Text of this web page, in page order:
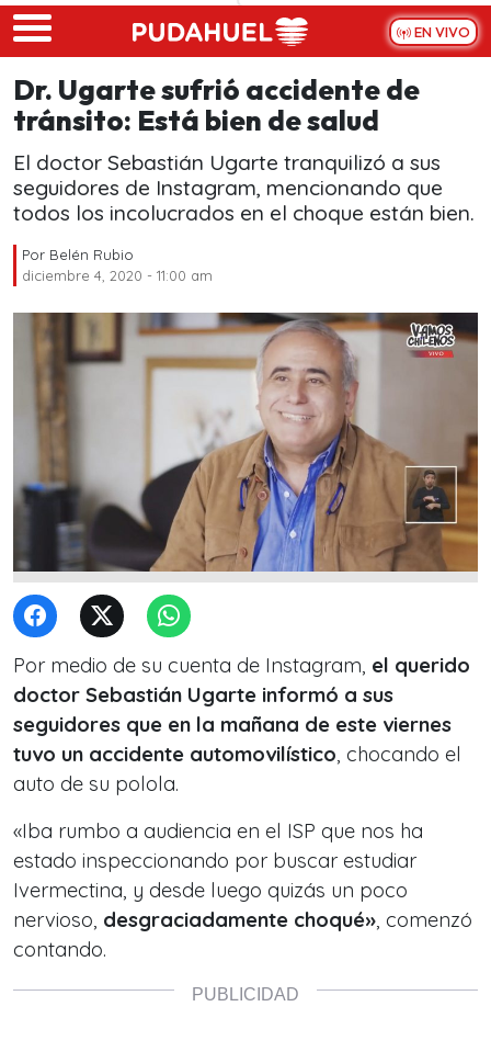
Skip to main content
EN VIVO
Dr. Ugarte sufrió accidente de
tránsito: Está bien de salud
El doctor Sebastián Ugarte tranquilizó a sus
seguidores de Instagram, mencionando que
todos los incolucrados en el choque están bien.
Por Belén Rubio
diciembre 4, 2020 - 11:00 am
Por medio de su cuenta de Instagram, el querido
doctor Sebastián Ugarte informó a sus
seguidores que en la mañana de este viernes
tuvo un accidente automovilístico, chocando el
auto de su polola.
«Iba rumbo a audiencia en el ISP que nos ha
estado inspeccionando por buscar estudiar
Ivermectina, y desde luego quizás un poco
nervioso, desgraciadamente choqué», comenzó
contando.